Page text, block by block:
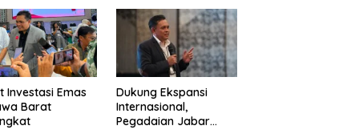
Global Industri Serial
Investasi Emas
Barat
Dukung Ekspansi
Internasional,
Pegadaian Jabar